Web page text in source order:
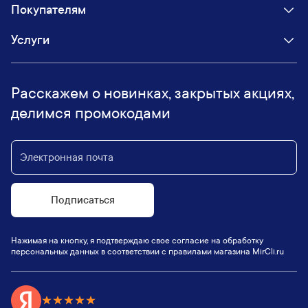
Покупателям
Услуги
Расскажем о новинках, закрытых акциях,
делимся промокодами
Подписаться
Нажимая на кнопку, я подтверждаю свое согласие на обработку
персональных данных в соответствии с правилами магазина MirCli.ru